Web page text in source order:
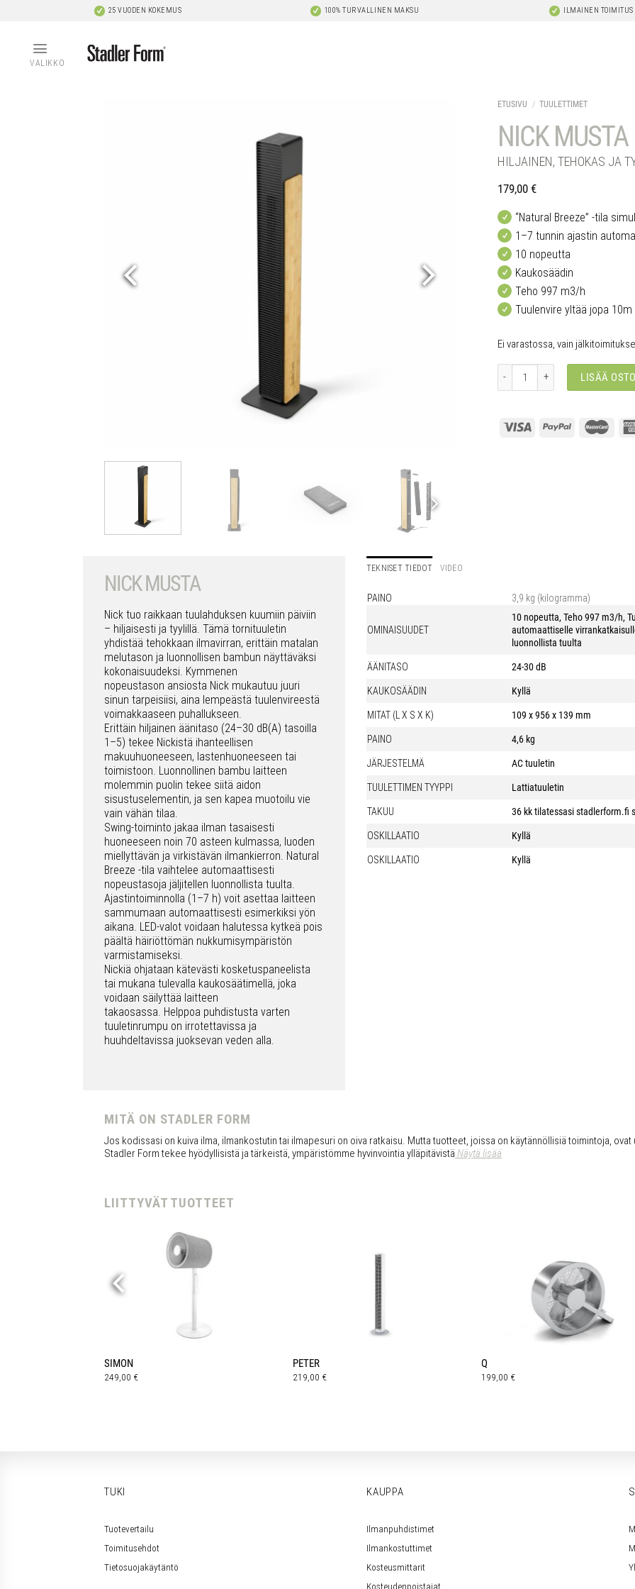
25 VUODEN KOKEMUS 100% TURVALLINEN MAKSU ILMAINEN TOIMITUS
VALIKKO
ETUSIVU / TUULETTIMET
NICK MUSTA
HILJAINEN, TEHOKAS JA
179,00 €
“Natural Breeze” -tila
1–7 tunnin ajastin
10 nopeutta
Kaukosäädin
Teho 997 m3/h
Tuulenvire yltää jopa 10m
Ei varastossa, vain
Nick musta määrä
LISÄÄ
NICK MUSTA
Nick tuo raikkaan tuulahduksen kuumiin päiviin
– hiljaisesti ja tyylillä. Tämä tornituuletin
yhdistää tehokkaan ilmavirran, erittäin matalan
melutason ja luonnollisen bambun näyttäväksi
kokonaisuudeksi. Kymmenen
nopeustason ansiosta Nick mukautuu juuri
sinun tarpeisiisi, aina lempeästä tuulenvireestä
voimakkaaseen puhallukseen.
Erittäin hiljainen äänitaso (24–30 dB(A) tasoilla
1–5) tekee Nickistä ihanteellisen
makuuhuoneeseen, lastenhuoneeseen tai
toimistoon. Luonnollinen bambu laitteen
molemmin puolin tekee siitä aidon
sisustuselementin, ja sen kapea muotoilu vie
vain vähän tilaa.
Swing-toiminto jakaa ilman tasaisesti
huoneeseen noin 70 asteen kulmassa, luoden
miellyttävän ja virkistävän ilmankierron. Natural
Breeze -tila vaihtelee automaattisesti
nopeustasoja jäljitellen luonnollista tuulta.
Ajastintoiminnolla (1–7 h) voit asettaa laitteen
sammumaan automaattisesti esimerkiksi yön
aikana. LED-valot voidaan halutessa kytkeä pois
päältä häiriöttömän nukkumisympäristön
varmistamiseksi.
Nickiä ohjataan kätevästi kosketuspaneelista
tai mukana tulevalla kaukosäätimellä, joka
voidaan säilyttää laitteen
takaosassa. Helppoa puhdistusta varten
tuuletinrumpu on irrotettavissa ja
huuhdeltavissa juoksevan veden alla.
TEKNISET TIEDOT VIDEO
PAINO 3,9 kg (kilogramma)
OMINAISUUDET
10 nopeutta,Teho 997 m3/h,
automaattiselle
luonnollista tuulta
ÄÄNITASO 24-30 dB
KAUKOSÄÄDIN Kyllä
MITAT (L X S X K) 109 x 956 x 139 mm
PAINO 4,6 kg
JÄRJESTELMÄ AC tuuletin
TUULETTIMEN TYYPPI Lattiatuuletin
TAKUU 36 kk tilatessasi stadlerform.fi
OSKILLAATIO Kyllä
OSKILLAATIO Kyllä
MITÄ ON STADLER FORM
Jos kodissasi on kuiva ilma, ilmankostutin tai ilmapesuri on oiva ratkaisu. Mutta tuotteet, joissa on käytännöllisiä toimintoja,
Stadler Form tekee hyödyllisistä ja tärkeistä, ympäristömme hyvinvointia ylläpitävistä Näytä lisää
LIITTYVÄT TUOTTEET
SIMON
249,00 €
PETER
219,00 €
Q
199,00 €
TUKI
Tuotevertailu
Toimitusehdot
Tietosuojakäytäntö
KAUPPA
Ilmanpuhdistimet
Ilmankostuttimet
Kosteusmittarit
Kosteudenpoistajat